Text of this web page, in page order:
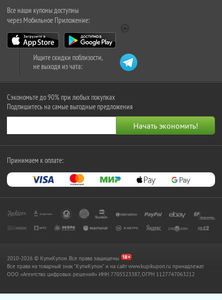
Все наши купоны доступны
через Мобильное Приложение:
Ищите скидки поблизости,
не выходя из чата:
Сэкономьте до 90% при любых покупках
Подпишитесь на самые выгодные предложения
Принимаем к оплате:
2010-2026 © КупиКупон. Все права защищены.
Все права на товарный знак "КупиКупон" и на сайт www.kupikupon.ru принадлежат
OOO «Агентство цифровых решений» ИНН 7705523387, ОГРН 1127747063212